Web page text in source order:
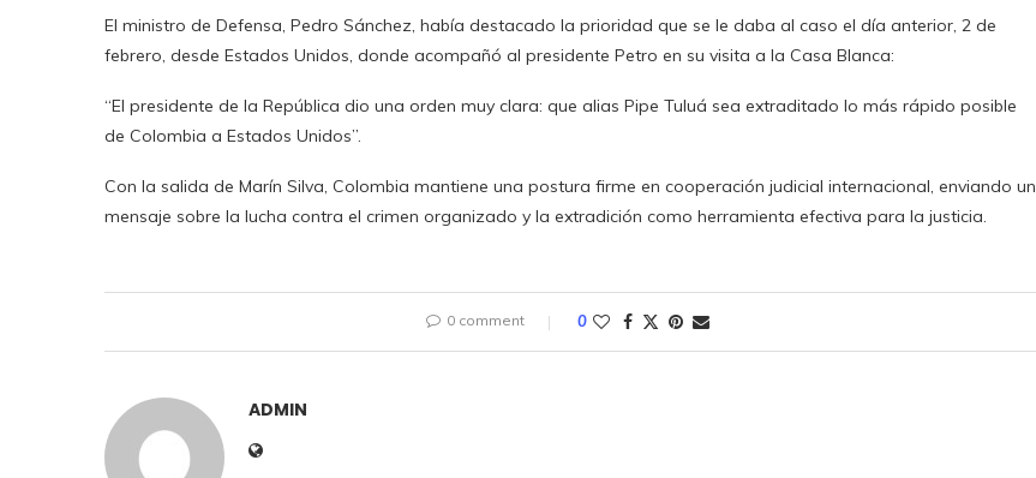
El ministro de Defensa, Pedro Sánchez, había destacado la prioridad que se le daba al caso el día anterior, 2 de
febrero, desde Estados Unidos, donde acompañó al presidente Petro en su visita a la Casa Blanca:
“El presidente de la República dio una orden muy clara: que alias Pipe Tuluá sea extraditado lo más rápido posible
de Colombia a Estados Unidos”.
Con la salida de Marín Silva, Colombia mantiene una postura firme en cooperación judicial internacional, enviando un
mensaje sobre la lucha contra el crimen organizado y la extradición como herramienta efectiva para la justicia.
0 comment 0
ADMIN